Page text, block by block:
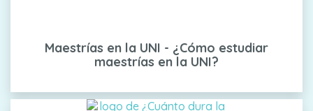
Maestrías en la UNI - ¿Cómo estudiar
maestrías en la UNI?